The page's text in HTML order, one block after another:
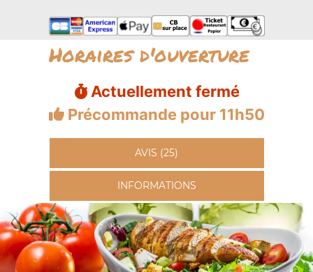
Horaires d'ouverture
Actuellement fermé
Précommande pour 11h50
AVIS (25)
INFORMATIONS